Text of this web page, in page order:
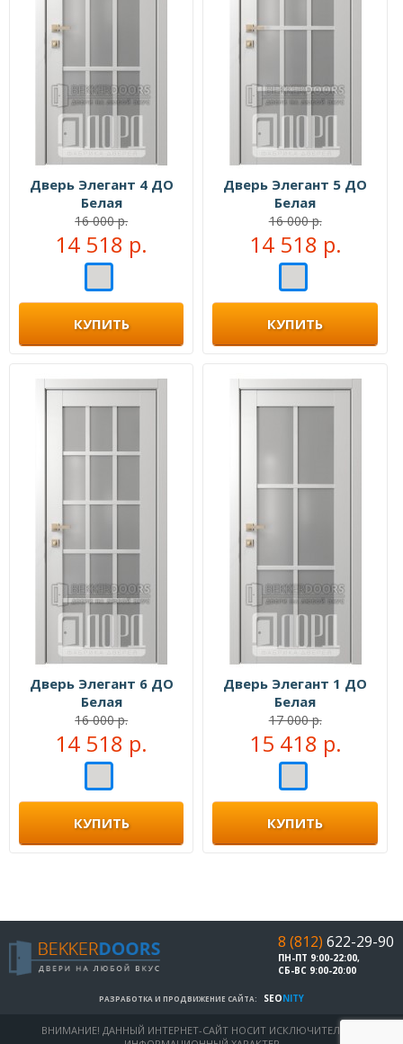
Дверь Элегант 4 ДО
Белая
16 000 р.
14 518 р.
КУПИТЬ
Дверь Элегант 5 ДО
Белая
16 000 р.
14 518 р.
КУПИТЬ
Дверь Элегант 6 ДО
Белая
16 000 р.
14 518 р.
КУПИТЬ
Дверь Элегант 1 ДО
Белая
17 000 р.
15 418 р.
КУПИТЬ
8 (812) 622-29-90
ПН-ПТ 9:00-22:00,
СБ-ВС 9:00-20:00
РАЗРАБОТКА И ПРОДВИЖЕНИЕ САЙТА: SEONITY
ВНИМАНИЕ! ДАННЫЙ ИНТЕРНЕТ-САЙТ НОСИТ ИСКЛЮЧИТЕЛЬНО